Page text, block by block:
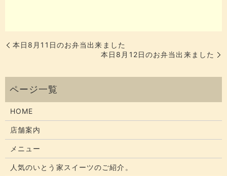
本日8月11日のお弁当出来ました
本日8月12日のお弁当出来ました
HOME
店舗案内
メニュー
人気のいとう家スイーツのご紹介。